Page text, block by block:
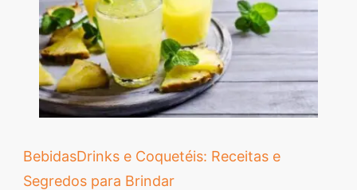
BebidasDrinks e Coquetéis: Receitas e
Segredos para Brindar